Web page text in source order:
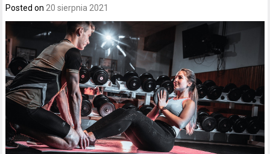
Posted on20 sierpnia 2021